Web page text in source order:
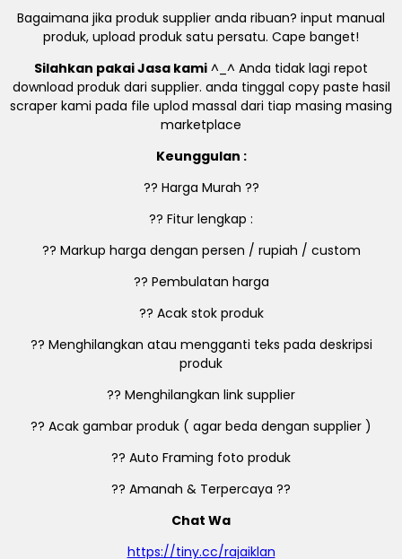
Bagaimana jika produk supplier anda ribuan? input manual
produk, upload produk satu persatu. Cape banget!
Silahkan pakai Jasa kami ^_^ Anda tidak lagi repot
download produk dari supplier. anda tinggal copy paste hasil
scraper kami pada file uplod massal dari tiap masing masing
marketplace
Keunggulan :
?? Harga Murah ??
?? Fitur lengkap :
?? Markup harga dengan persen / rupiah / custom
?? Pembulatan harga
?? Acak stok produk
?? Menghilangkan atau mengganti teks pada deskripsi
produk
?? Menghilangkan link supplier
?? Acak gambar produk ( agar beda dengan supplier )
?? Auto Framing foto produk
?? Amanah & Terpercaya ??
Chat Wa
https://tiny.cc/rajaiklan